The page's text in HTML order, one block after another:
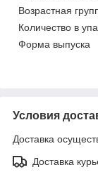
Возрастная
Количество в
Форма выпуска
Условия
Доставка
Доставка